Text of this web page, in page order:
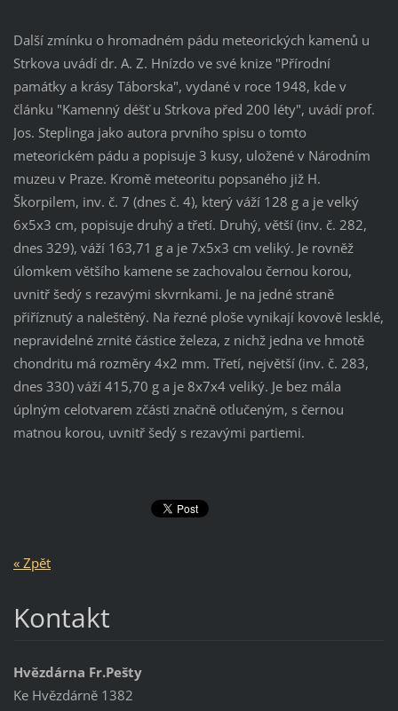
Další zmínku o hromadném pádu meteorických kamenů u
Strkova uvádí dr. A. Z. Hnízdo ve své knize "Přírodní
památky a krásy Táborska", vydané v roce 1948, kde v
článku "Kamenný déšť u Strkova před 200 léty", uvádí prof.
Jos. Steplinga jako autora prvního spisu o tomto
meteorickém pádu a popisuje 3 kusy, uložené v Národním
muzeu v Praze. Kromě meteoritu popsaného již H.
Škorpilem, inv. č. 7 (dnes č. 4), který váží 128 g a je velký
6x5x3 cm, popisuje druhý a třetí. Druhý, větší (inv. č. 282,
dnes 329), váží 163,71 g a je 7x5x3 cm veliký. Je rovněž
úlomkem většího kamene se zachovalou černou korou,
uvnitř šedý s rezavými skvrnkami. Je na jedné straně
přiříznutý a naleštěný. Na řezné ploše vynikají kovově lesklé,
nepravidelné zrnité částice železa, z nichž jedna ve hmotě
chondritu má rozměry 4x2 mm. Třetí, největší (inv. č. 283,
dnes 330) váží 415,70 g a je 8x7x4 veliký. Je bez mála
úplným celotvarem zčásti značně otlučeným, s černou
matnou korou, uvnitř šedý s rezavými partiemi.
« Zpět
Kontakt
Hvězdárna Fr.Pešty
Ke Hvězdárně 1382